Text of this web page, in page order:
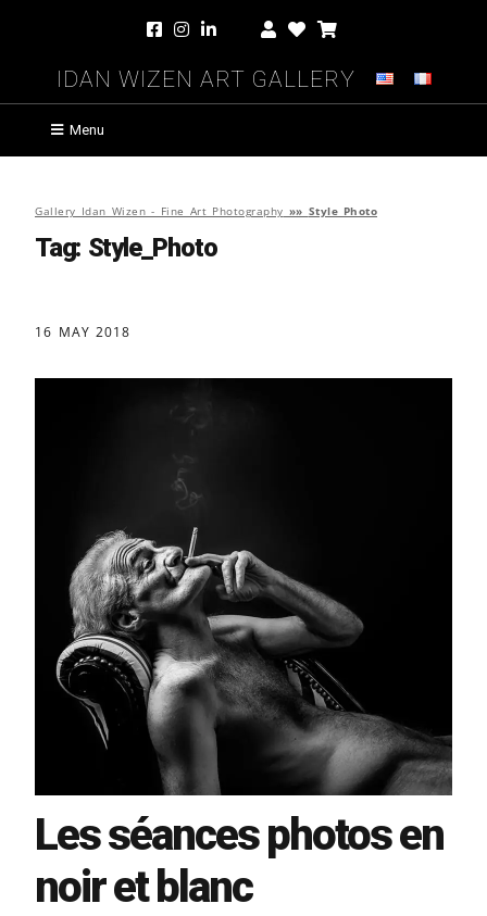
Idan Wizen Art Gallery
Menu
Gallery Idan Wizen - Fine Art Photography »» Style_Photo
Tag: Style_Photo
16 MAY 2018
Les séances photos en
noir et blanc